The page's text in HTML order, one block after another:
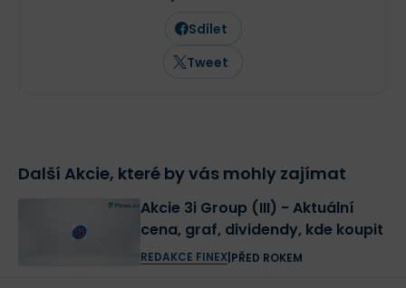
Sdílet
Tweet
Další Akcie, které by vás mohly zajímat
Akcie 3i Group (III) - Aktuální
cena, graf, dividendy, kde koupit
REDAKCE FINEX| PŘED ROKEM